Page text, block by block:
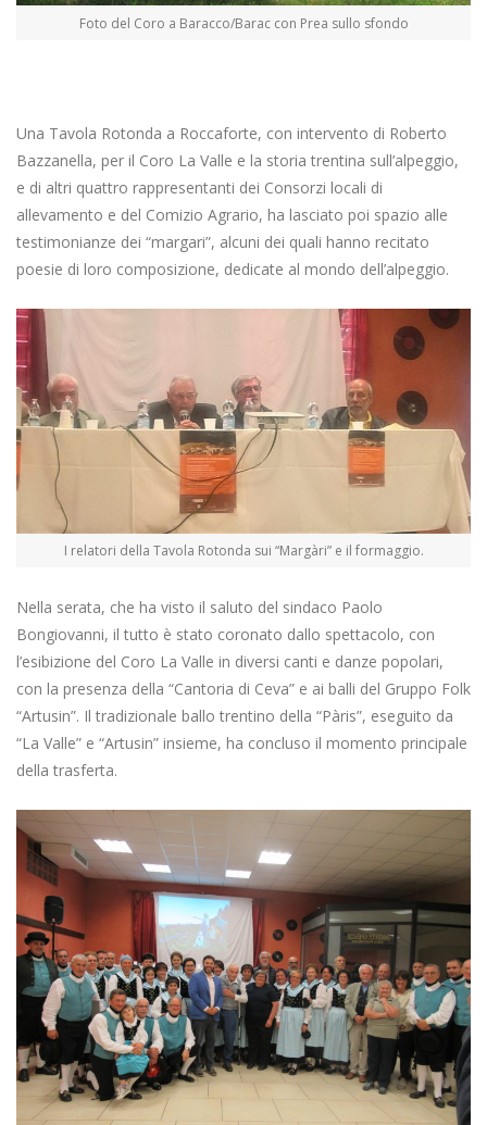
Foto del Coro a Baracco/Barac con Prea sullo sfondo
Una Tavola Rotonda a Roccaforte, con intervento di Roberto
Bazzanella, per il Coro La Valle e la storia trentina sull’alpeggio,
e di altri quattro rappresentanti dei Consorzi locali di
allevamento e del Comizio Agrario, ha lasciato poi spazio alle
testimonianze dei “margari”, alcuni dei quali hanno recitato
poesie di loro composizione, dedicate al mondo dell’alpeggio.
I relatori della Tavola Rotonda sui “Margàri” e il formaggio.
Nella serata, che ha visto il saluto del sindaco Paolo
Bongiovanni, il tutto è stato coronato dallo spettacolo, con
l’esibizione del Coro La Valle in diversi canti e danze popolari,
con la presenza della “Cantoria di Ceva” e ai balli del Gruppo Folk
“Artusin”. Il tradizionale ballo trentino della “Pàris”, eseguito da
“La Valle” e “Artusin” insieme, ha concluso il momento principale
della trasferta.